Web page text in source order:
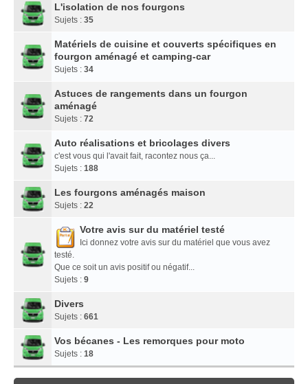
L'isolation de nos fourgons
Sujets : 35
Matériels de cuisine et couverts spécifiques en
fourgon aménagé et camping-car
Sujets : 34
Astuces de rangements dans un fourgon
aménagé
Sujets : 72
Auto réalisations et bricolages divers
c'est vous qui l'avait fait, racontez nous ça...
Sujets : 188
Les fourgons aménagés maison
Sujets : 22
Votre avis sur du matériel testé
Ici donnez votre avis sur du matériel que vous avez
testé.
Que ce soit un avis positif ou négatif...
Sujets : 9
Divers
Sujets : 661
Vos bécanes - Les remorques pour moto
Sujets : 18